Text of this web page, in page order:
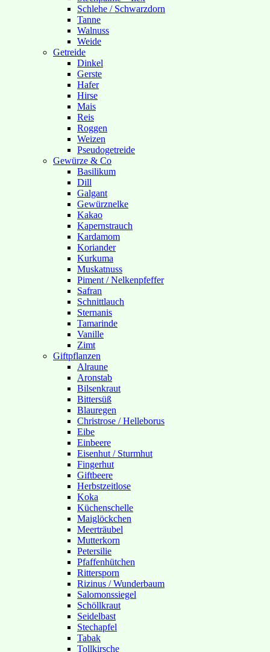
Schlehe / Schwarzdorn
Tanne
Walnuss
Weide
Getreide
Dinkel
Gerste
Hafer
Hirse
Mais
Reis
Roggen
Weizen
Pseudogetreide
Gewürze & Co
Basilikum
Dill
Galgant
Gewürznelke
Kakao
Kapernstrauch
Kardamom
Koriander
Kurkuma
Muskatnuss
Piment / Nelkenpfeffer
Safran
Schnittlauch
Sternanis
Tamarinde
Vanille
Zimt
Giftpflanzen
Alraune
Aronstab
Bilsenkraut
Bittersüß
Blauregen
Christrose / Helleborus
Eibe
Einbeere
Eisenhut / Sturmhut
Fingerhut
Giftbeere
Herbstzeitlose
Koka
Küchenschelle
Maiglöckchen
Meerträubel
Mutterkorn
Petersilie
Pfaffenhütchen
Rittersporn
Rizinus / Wunderbaum
Salomonssiegel
Schöllkraut
Seidelbast
Stechapfel
Tabak
Tollkirsche